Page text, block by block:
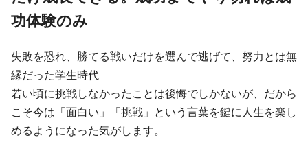
功体験のみ
失敗を恐れ、勝てる戦いだけを選んで逃げて、努力とは無
縁だった学生時代
若い頃に挑戦しなかったことは後悔でしかないが、だから
こそ今は「面白い」「挑戦」という言葉を鍵に人生を楽し
めるようになった気がします。